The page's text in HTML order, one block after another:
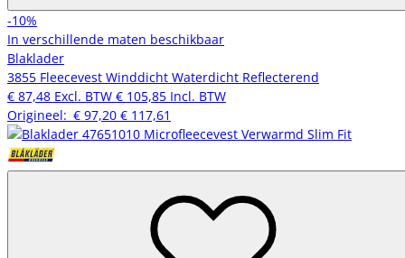
-10%
In verschillende maten beschikbaar
Blaklader
3855 Fleecevest Winddicht Waterdicht Reflecterend
€ 87,48 Excl. BTW € 105,85 Incl. BTW
Origineel: € 97,20 € 117,61